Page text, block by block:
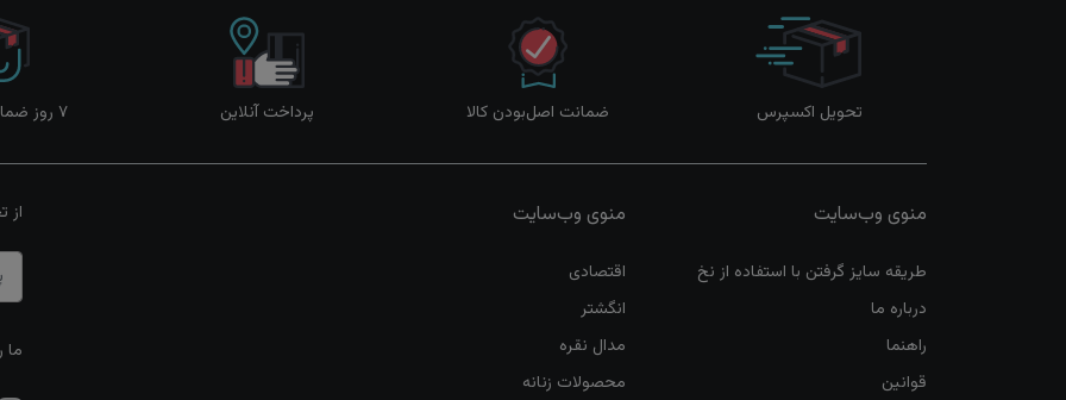
تحویل اکسپرس ضمانت اصل‌بودن کالا پرداخت آنلاین ۷ روز ضمانت بازگشت
منوی وب‌سایت
طریقه سایز گرفتن با استفاده از نخ
درباره ما
راهنما
قوانین
منوی وب‌سایت
اقتصادی
انگشتر
مدال نقره
محصولات زنانه
از
ما